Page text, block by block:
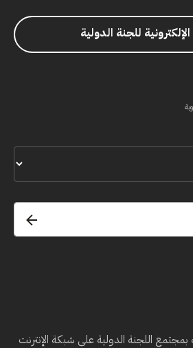
للجنة الدولية
بمجتمع اللجنة الدولية على شبكة الإنترنت